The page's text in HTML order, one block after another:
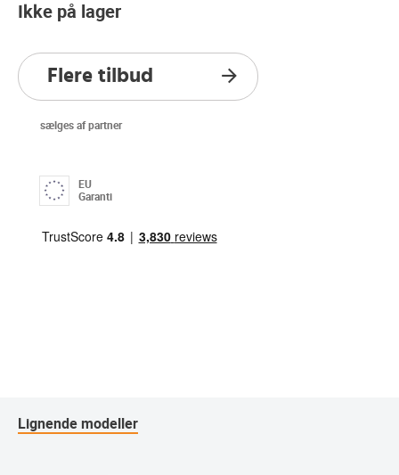
Ikke på lager
Flere tilbud
sælges af partner
EU
Garanti
Lignende modeller